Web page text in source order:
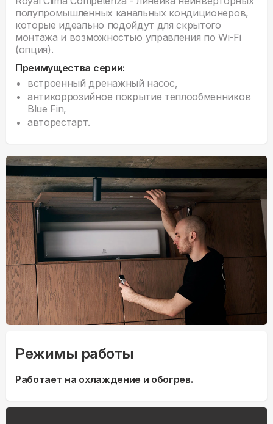
полупромышленных канальных кондиционеров,
которые идеально подойдут для скрытого
монтажа и возможностью управления по Wi-Fi
(опция).
Преимущества серии:
встроенный дренажный насос,
антикоррозийное покрытие теплообменников
Blue Fin,
авторестарт.
Режимы работы
Работает на охлаждение и обогрев.